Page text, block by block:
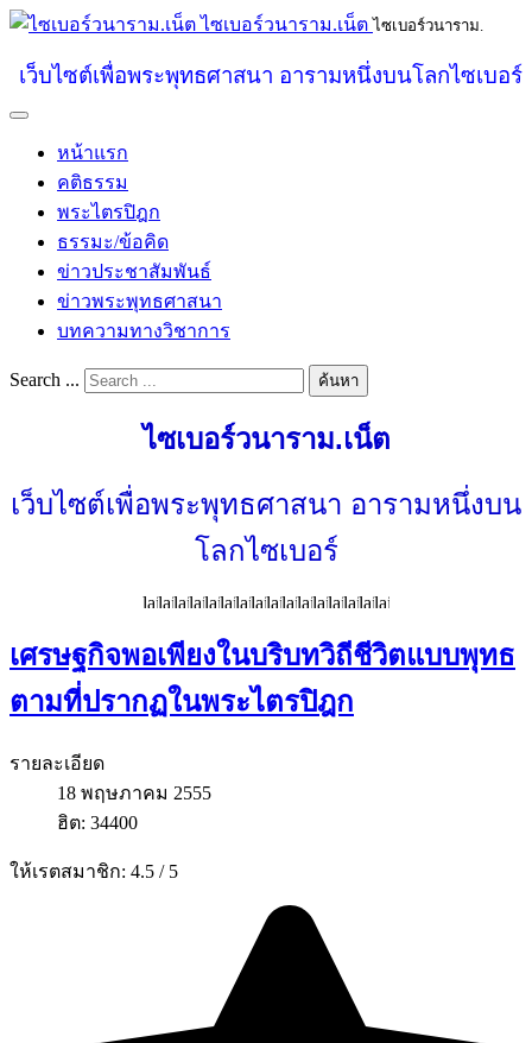
ไซเบอร์วนาราม.เน็ต ไซเบอร์วนาราม.
เว็บไซต์เพื่อพระพุทธศาสนา อารามหนึ่งบนโลกไซเบอร์
หน้าแรก
คติธรรม
พระไตรปิฎก
ธรรมะ/ข้อคิด
ข่าวประชาสัมพันธ์
ข่าวพระพุทธศาสนา
บทความทางวิชาการ
Search ... ค้นหา
ไซเบอร์วนาราม.เน็ต
เว็บไซต์เพื่อพระพุทธศาสนา อารามหนึ่งบน
โลกไซเบอร์
เศรษฐกิจพอเพียงในบริบทวิถีชีวิตแบบพุทธ
ตามที่ปรากฏในพระไตรปิฎก
รายละเอียด
18 พฤษภาคม 2555
ฮิต: 34400
ให้เรตสมาชิก: 4.5 / 5